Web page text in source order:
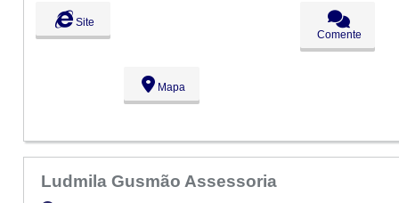
Seg:
Ter:
Qua:
09:00 - 18:00
09:00 - 18:00
Fechado
Fechado
Site
Comente
Mapa
Ludmila Gusmão Assessoria